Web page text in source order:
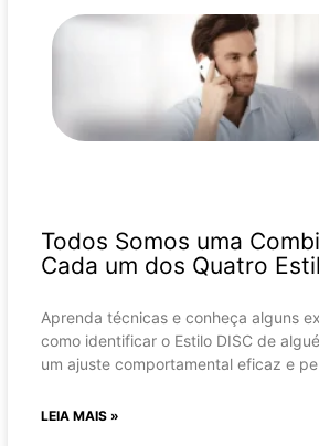
Todos Somos uma
Cada um dos Quatro
Aprenda técnicas e conheça alguns
como identificar o Estilo DISC de
um ajuste comportamental eficaz e
LEIA MAIS »